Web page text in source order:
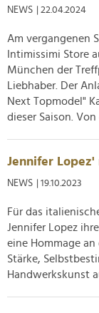
NEWS | 22.04.2024
Am vergangenen
Intimissimi Store
München der
Liebhaber. Der
Next Topmodel"
dieser Saison. Von
Jennifer Lopez'
NEWS | 19.10.2023
Für das
Jennifer Lopez
eine Hommage
Stärke,
Handwerkskunst